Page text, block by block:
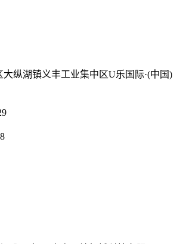
纵湖镇义丰工业集中区U乐国际·(中国)